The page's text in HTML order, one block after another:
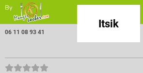
By
Itsik
06 11 08 93 41